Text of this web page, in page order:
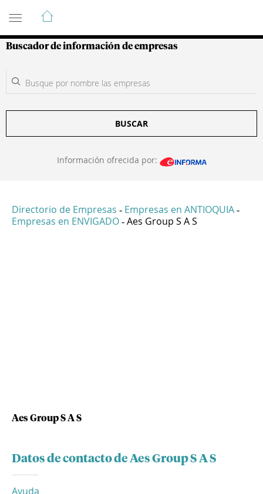
Guía de Empresas Colombianas
Buscador de información de empresas
BUSCAR
Información ofrecida por:
Directorio de Empresas - Empresas en ANTIOQUIA -
Empresas en ENVIGADO - Aes Group S A S
Aes Group S A S
Datos de contacto de Aes Group S A S
Ayuda